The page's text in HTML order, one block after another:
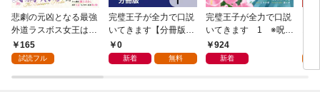
悲劇の元凶となる最強
外道ラスボス女王は民
の為に尽くします。 T
he Savior’s Pride
165
試読フル
完璧王子が全力で口説
いてきます【分冊版】
1
0
新着 無料
完璧王子が全力で口説
いてきます 1 ※呪い
による求愛はご遠慮く
ださい
924
新着